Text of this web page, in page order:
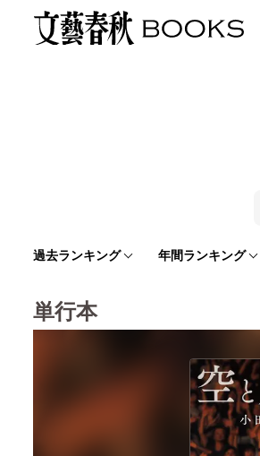
過去ランキング 年間ランキング
単行本